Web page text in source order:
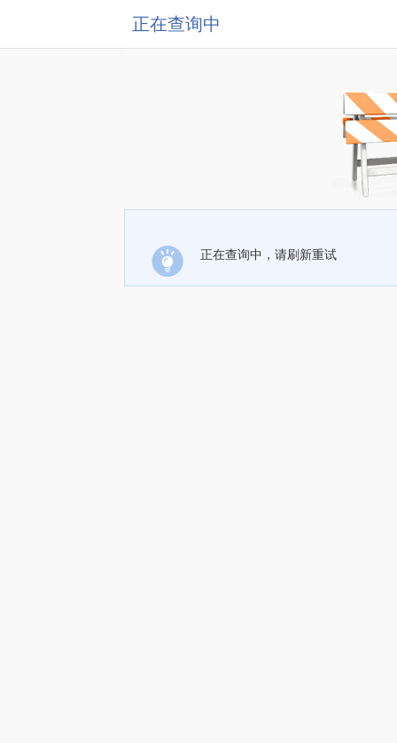
正在查询中
正在查询中，请刷新重试